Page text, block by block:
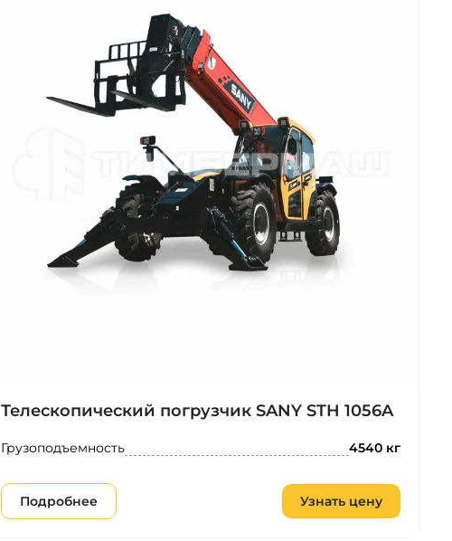
Телескопический погрузчик SANY STH 1056A
Грузоподъемность 4540 кг
Подробнее Узнать цену